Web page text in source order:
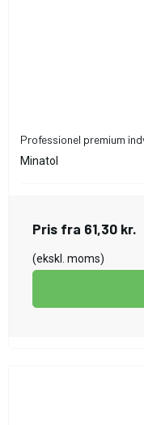
Professionel premium
Minatol
Pris fra 61,30 kr.
(ekskl. moms)